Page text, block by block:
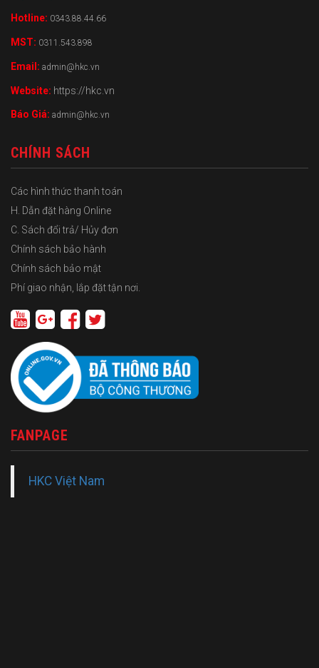
Hotline: 0343.88.44.66
MST: 0311.543.898
Email: admin@hkc.vn
Website: https://hkc.vn
Báo Giá: admin@hkc.vn
CHÍNH SÁCH
Các hình thức thanh toán
H. Dẫn đặt hàng Online
C. Sách đổi trả/ Hủy đơn
Chính sách bảo hành
Chính sách bảo mật
Phí giao nhận, lắp đặt tận nơi.
FANPAGE
HKC Việt Nam